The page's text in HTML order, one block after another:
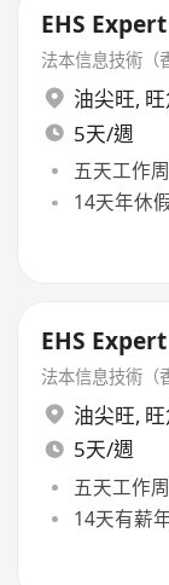
EHS Expert
法本信息技術（
油尖旺,
5天/週
五天工作周
14天年休
EHS Expert
法本信息技術（
油尖旺,
5天/週
五天工作周
14天有薪